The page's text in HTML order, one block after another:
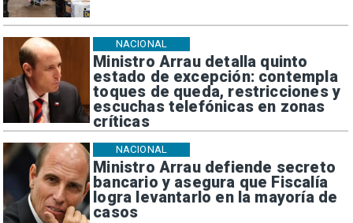
Ministro Arrau detalla quinto
estado de excepción: contempla
toques de queda, restricciones y
escuchas telefónicas en zonas
críticas
NACIONAL
Ministro Arrau defiende secreto
bancario y asegura que Fiscalía
logra levantarlo en la mayoría de
casos
NACIONAL